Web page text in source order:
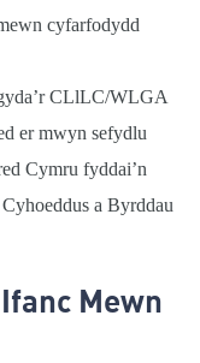
cyfarfodydd
CLlLC/WLGA
er mwyn sefydlu
Cymru fyddai’n
a Byrddau
Mewn